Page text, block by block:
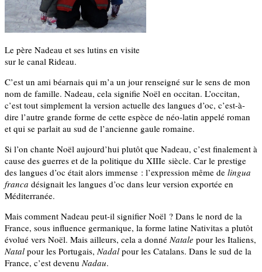
Le père Nadeau et ses lutins en visite
sur le canal Rideau.
C’est un ami béarnais qui m’a un jour renseigné sur le sens de mon
nom de famille. Nadeau, cela signifie Noël en occitan. L’occitan,
c’est tout simplement la version actuelle des langues d’oc, c’est-à-
dire l’autre grande forme de cette espèce de néo-latin appelé roman
et qui se parlait au sud de l’ancienne gaule romaine.
Si l’on chante Noël aujourd’hui plutôt que Nadeau, c’est finalement à
cause des guerres et de la politique du XIIIe siècle. Car le prestige
des langues d’oc était alors immense : l’expression même de lingua
franca désignait les langues d’oc dans leur version exportée en
Méditerranée.
Mais comment Nadeau peut-il signifier Noël ? Dans le nord de la
France, sous influence germanique, la forme latine Nativitas a plutôt
évolué vers Noël. Mais ailleurs, cela a donné Natale pour les Italiens,
Natal pour les Portugais, Nadal pour les Catalans. Dans le sud de la
France, c’est devenu Nadau.